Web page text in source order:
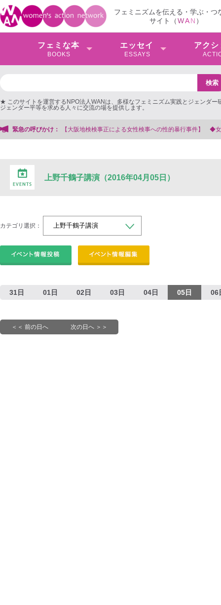
フェミニズムを伝える・学ぶ・つ
サイト（WAN ）
フェミな本
BOOKS
エッセイ
ESSAYS
アクシ
★ このサイトを運営するNPO法人WANは、多様なフェミニズム実践とジェンダー
ジェンダー平等を求める人々に交流の場を提供します。
緊急の呼びかけ：
【大阪地検検事正による女性検事への性的暴行事件】 ◆女性検事を支援す
上野千鶴子講演（2016年04月05日）
カテゴリ選択：
31日 01日 02日 03日 04日 05日 06
＜＜ 前の日へ 次の日へ ＞＞